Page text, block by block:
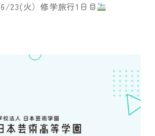
6/23(火）修学旅行1日目